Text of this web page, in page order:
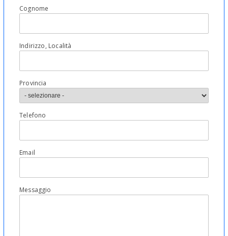
Cognome
Indirizzo, Località
Provincia
Telefono
Email
Messaggio